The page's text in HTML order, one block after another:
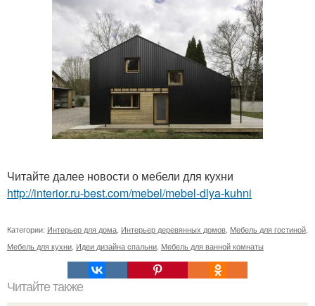
Читайте далее новости о мебели для кухни
http://interior.ru-best.com/mebel/mebel-dlya-kuhni
Категории: Интерьер для дома Интерьер деревянных домов Мебель для гостиной
Мебель для кухни Идеи дизайна спальни Мебель для ванной комнаты
Читайте также